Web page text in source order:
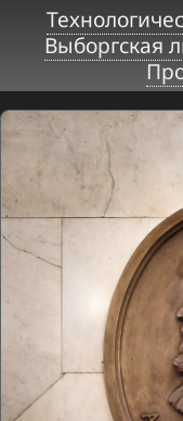
Выборгская